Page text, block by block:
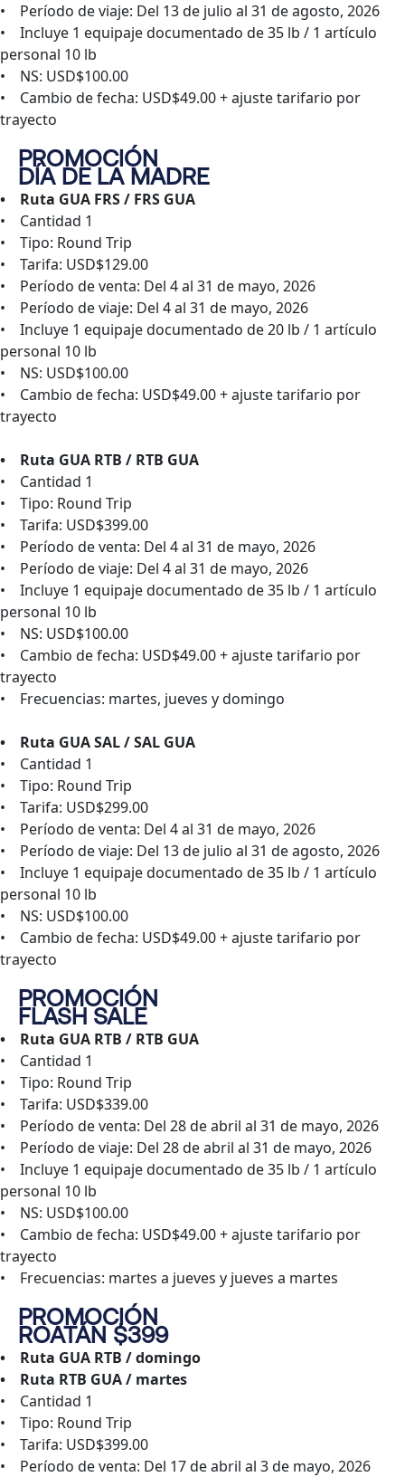
• Período de viaje: Del 13 de julio al 31 de agosto, 2026
• Incluye 1 equipaje documentado de 35 lb / 1 artículo
personal 10 lb
• NS: USD$100.00
• Cambio de fecha: USD$49.00 + ajuste tarifario por
trayecto
PROMOCIÓN
DÍA DE LA MADRE
• Ruta GUA FRS / FRS GUA
• Cantidad 1
• Tipo: Round Trip
• Tarifa: USD$129.00
• Período de venta: Del 4 al 31 de mayo, 2026
• Período de viaje: Del 4 al 31 de mayo, 2026
• Incluye 1 equipaje documentado de 20 lb / 1 artículo
personal 10 lb
• NS: USD$100.00
• Cambio de fecha: USD$49.00 + ajuste tarifario por
trayecto
• Ruta GUA RTB / RTB GUA
• Cantidad 1
• Tipo: Round Trip
• Tarifa: USD$399.00
• Período de venta: Del 4 al 31 de mayo, 2026
• Período de viaje: Del 4 al 31 de mayo, 2026
• Incluye 1 equipaje documentado de 35 lb / 1 artículo
personal 10 lb
• NS: USD$100.00
• Cambio de fecha: USD$49.00 + ajuste tarifario por
trayecto
• Frecuencias: martes, jueves y domingo
• Ruta GUA SAL / SAL GUA
• Cantidad 1
• Tipo: Round Trip
• Tarifa: USD$299.00
• Período de venta: Del 4 al 31 de mayo, 2026
• Período de viaje: Del 13 de julio al 31 de agosto, 2026
• Incluye 1 equipaje documentado de 35 lb / 1 artículo
personal 10 lb
• NS: USD$100.00
• Cambio de fecha: USD$49.00 + ajuste tarifario por
trayecto
PROMOCIÓN
FLASH SALE
• Ruta GUA RTB / RTB GUA
• Cantidad 1
• Tipo: Round Trip
• Tarifa: USD$339.00
• Período de venta: Del 28 de abril al 31 de mayo, 2026
• Período de viaje: Del 28 de abril al 31 de mayo, 2026
• Incluye 1 equipaje documentado de 35 lb / 1 artículo
personal 10 lb
• NS: USD$100.00
• Cambio de fecha: USD$49.00 + ajuste tarifario por
trayecto
• Frecuencias: martes a jueves y jueves a martes
PROMOCIÓN
ROATÁN $399
• Ruta GUA RTB / domingo
• Ruta RTB GUA / martes
• Cantidad 1
• Tipo: Round Trip
• Tarifa: USD$399.00
• Período de venta: Del 17 de abril al 3 de mayo, 2026